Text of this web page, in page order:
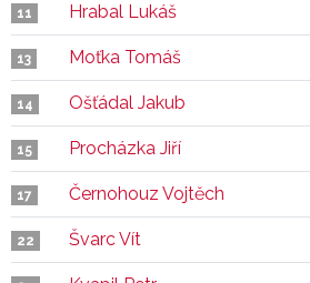
11 Hrabal Lukáš
13 Moťka Tomáš
14 Ošťádal Jakub
15 Procházka Jiří
17 Černohouz Vojtěch
22 Švarc Vít